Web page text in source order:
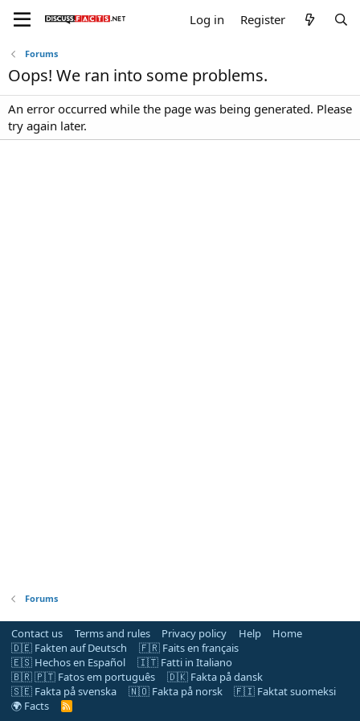
Log in Register
Forums
Oops! We ran into some problems.
An error occurred while the page was being generated. Please
try again later.
Forums
Contact us Terms and rules Privacy policy Help
Home
🇩🇪 Fakten auf Deutsch
🇫🇷 Faits en français
🇪🇸 Hechos en Español
🇮🇹 Fatti in Italiano
🇧🇷 🇵🇹 Fatos em português
🇩🇰 Fakta på dansk
🇸🇪 Fakta på svenska
🇳🇴 Fakta på norsk
🇫🇮 Faktat suomeksi
🌍 Facts
R